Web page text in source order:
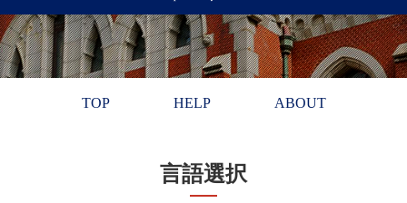
TOP HELP ABOUT
言語選択